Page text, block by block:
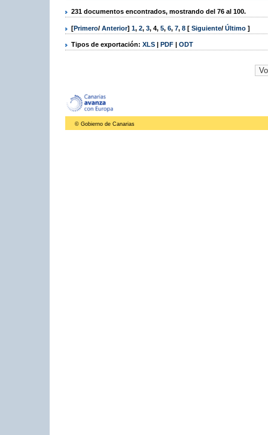
231 documentos encontrados, mostrando del 76 al 100.
[Primero/ Anterior] 1, 2, 3, 4, 5, 6, 7, 8 [ Siguiente/ Último ]
Tipos de exportación: XLS | PDF | ODT
© Gobierno de Canarias